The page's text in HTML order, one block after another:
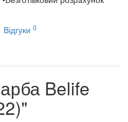
Відгуки 0
Belife